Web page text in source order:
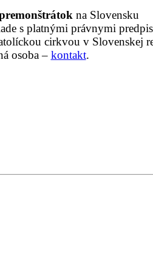
na Slovensku
s platnými právnymi
cirkvou v Slovenskej
osoba – kontakt.